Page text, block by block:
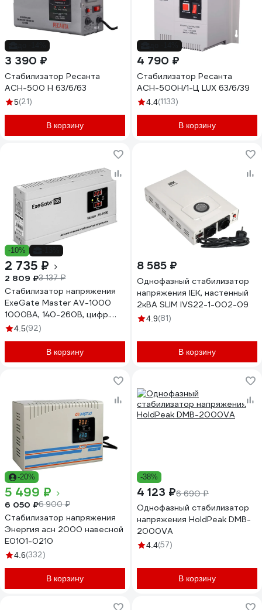
3 390 ₽
Стабилизатор Ресанта
АСН-500 Н 63/6/63
5(21)
В корзину
4 790 ₽
Стабилизатор Ресанта
АСН-500Н/1-Ц LUX 63/6/39
4.4(1133)
В корзину
-10%
2 735 ₽
2 809 ₽3 137 ₽
Стабилизатор напряжения
ExeGate Master AV-1000
1000ВА, 140-260В, цифр.
индикация вход вых.
98%, 5 уровней защиты,
задержка, метал.корпус
4.5(92)
В корзину
8 585 ₽
Однофазный стабилизатор
напряжения IEK, настенный
2кВА SLIM IVS22-1-002-09
4.9(81)
В корзину
-20%
5 499 ₽
6 050 ₽6 900 ₽
Стабилизатор напряжения
Энергия асн 2000 навесной
Е0101-0210
4.6(332)
В корзину
-38%
4 123 ₽6 690 ₽
Однофазный стабилизатор
напряжения HoldPeak DMB-
2000VA
4.4(57)
В корзину